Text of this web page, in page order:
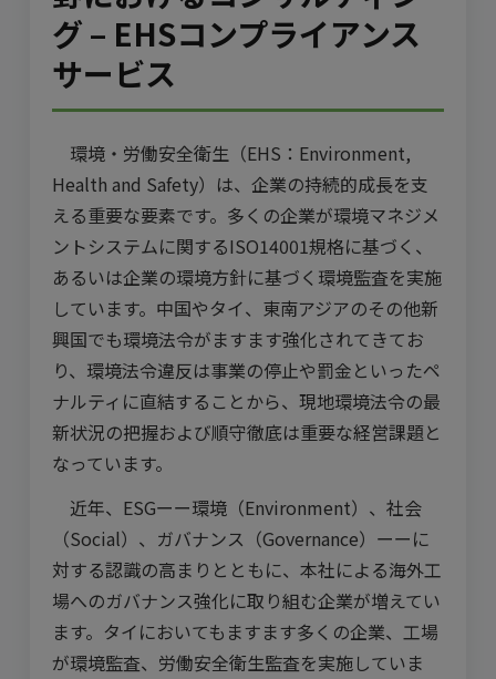
グ – EHSコンプライアンス
サービス
環境・労働安全衛生（EHS：Environment,
Health and Safety）は、企業の持続的成長を支
える重要な要素です。多くの企業が環境マネジメ
ントシステムに関するISO14001規格に基づく、
あるいは企業の環境方針に基づく環境監査を実施
しています。中国やタイ、東南アジアのその他新
興国でも環境法令がますます強化されてきてお
り、環境法令違反は事業の停止や罰金といったペ
ナルティに直結することから、現地環境法令の最
新状況の把握および順守徹底は重要な経営課題と
なっています。
近年、ESGーー環境（Environment）、社会
（Social）、ガバナンス（Governance）ーーに
対する認識の高まりとともに、本社による海外工
場へのガバナンス強化に取り組む企業が増えてい
ます。タイにおいてもますます多くの企業、工場
が環境監査、労働安全衛生監査を実施していま